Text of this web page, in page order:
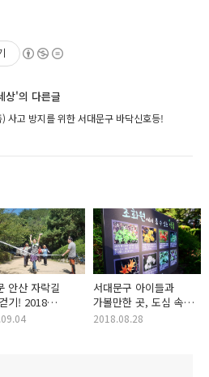
상'의 다른글
사고 방지를 위한 서대문구 바닥신호등!
안산 자락길
기! 2018
사회복시사협회
서대문구 아이들과
가볼만한 곳, 도심 속
안산자연학습장!
2018.08.28